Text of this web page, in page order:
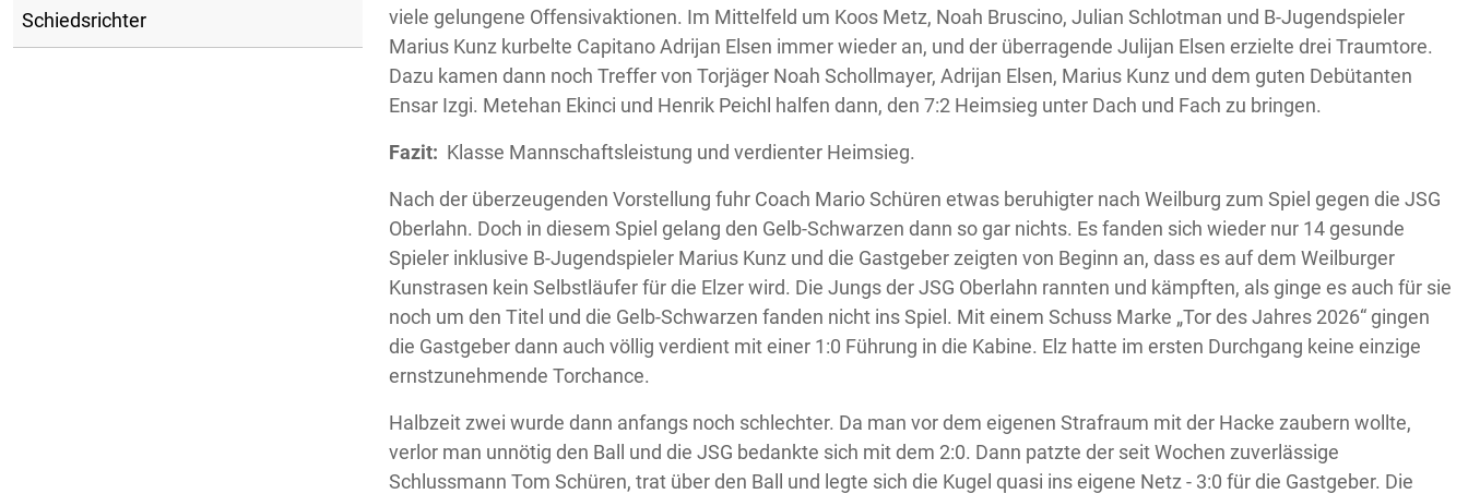
Schiedsrichter
viele gelungene Offensivaktionen. Im Mittelfeld um Koos Metz, Noah Bruscino, Julian Schlotman und B-Jugendspieler
Marius Kunz kurbelte Capitano Adrijan Elsen immer wieder an, und der überragende Julijan Elsen erzielte drei Traumtore.
Dazu kamen dann noch Treffer von Torjäger Noah Schollmayer, Adrijan Elsen, Marius Kunz und dem guten Debütanten
Ensar Izgi. Metehan Ekinci und Henrik Peichl halfen dann, den 7:2 Heimsieg unter Dach und Fach zu bringen.
Fazit: Klasse Mannschaftsleistung und verdienter Heimsieg.
Nach der überzeugenden Vorstellung fuhr Coach Mario Schüren etwas beruhigter nach Weilburg zum Spiel gegen die JSG
Oberlahn. Doch in diesem Spiel gelang den Gelb-Schwarzen dann so gar nichts. Es fanden sich wieder nur 14 gesunde
Spieler inklusive B-Jugendspieler Marius Kunz und die Gastgeber zeigten von Beginn an, dass es auf dem Weilburger
Kunstrasen kein Selbstläufer für die Elzer wird. Die Jungs der JSG Oberlahn rannten und kämpften, als ginge es auch für sie
noch um den Titel und die Gelb-Schwarzen fanden nicht ins Spiel. Mit einem Schuss Marke „Tor des Jahres 2026“ gingen
die Gastgeber dann auch völlig verdient mit einer 1:0 Führung in die Kabine. Elz hatte im ersten Durchgang keine einzige
ernstzunehmende Torchance.
Halbzeit zwei wurde dann anfangs noch schlechter. Da man vor dem eigenen Strafraum mit der Hacke zaubern wollte,
verlor man unnötig den Ball und die JSG bedankte sich mit dem 2:0. Dann patzte der seit Wochen zuverlässige
Schlussmann Tom Schüren, trat über den Ball und legte sich die Kugel quasi ins eigene Netz - 3:0 für die Gastgeber. Die